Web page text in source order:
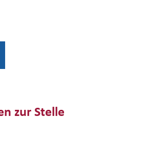
zur Stelle